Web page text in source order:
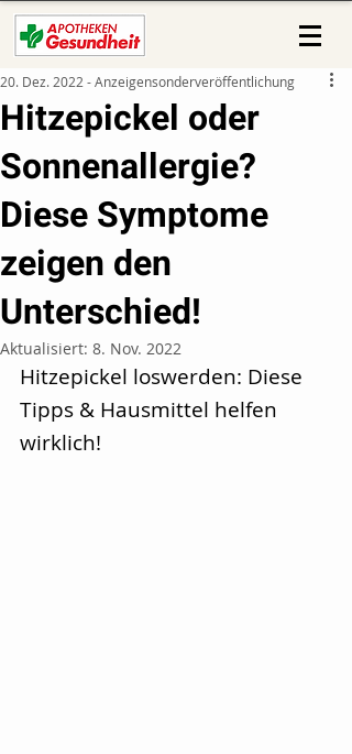
Hitzepickel oder
Sonnenallergie?
Diese Symptome
zeigen den
Unterschied!
20. Dez. 2022 - Anzeigensonderveröffentlichung
Aktualisiert: 8. Nov. 2022
Hitzepickel loswerden: Diese
Tipps & Hausmittel helfen
wirklich!